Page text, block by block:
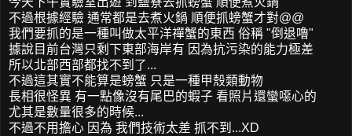
不過根據經驗 通常都是去煮火鍋 順便抓螃蟹才對@@
我們要抓的是一種叫做太平洋禪蟹的東西 俗稱 "倒退嚕"
據說目前台灣只剩下東部海岸有 因為抗污染的能力極差
所以北部西部都找不到了...
不過這其實不能算是螃蟹 只是一種甲殼類動物
長相很怪異 有一點像沒有尾巴的蝦子 看照片還蠻噁心的
尤其是數量很多的時候...
不過不用擔心 因為 我們技術太差 抓不到...XD